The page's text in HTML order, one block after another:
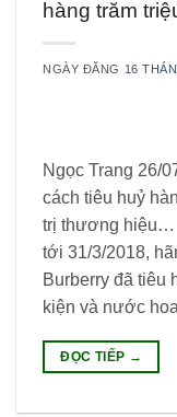
hàng trăm
NGÀY ĐĂNG 16
Ngọc Trang 26/
cách tiêu huỷ
trị thương hiệu…
tới 31/3/2018,
Burberry đã tiêu
kiện và nước
ĐỌC TIẾP →